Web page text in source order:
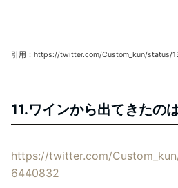
引用：https://twitter.com/Custom_kun/status/
11.ワインから出てきたの
https://twitter.com/
6440832